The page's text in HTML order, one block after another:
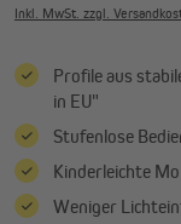
Inkl. MwSt. zzgl.
Profile aus
in EU"
Stufenlose
Kinderleichte
Weniger